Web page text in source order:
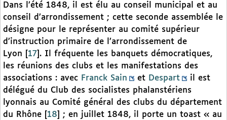
Dans l’été 1848, il est élu au conseil municipal et au
conseil d’arrondissement ; cette seconde assemblée le
désigne pour le représenter au comité supérieur
d’instruction primaire de l’arrondissement de
Lyon
17 . Il fréquente les banquets démocratiques,
les réunions des clubs et les manifestations des
associations : avec Franck Sain et Despart
il est
délégué du Club des socialistes phalanstériens
lyonnais au Comité général des clubs du département
du Rhône
18
; en juillet 1848, il porte un toast « au